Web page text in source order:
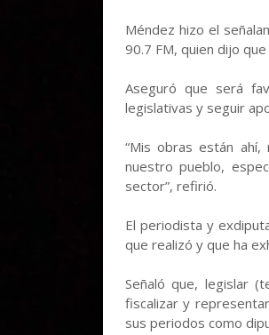
Méndez hizo el
90.7 FM, quien dijo
Aseguró que será
legislativas y seguir
“Mis obras están
nuestro pueblo,
sector”, refirió.
El periodista y
que realizó y que ha
Señaló que, legislar
fiscalizar y
sus periodos como